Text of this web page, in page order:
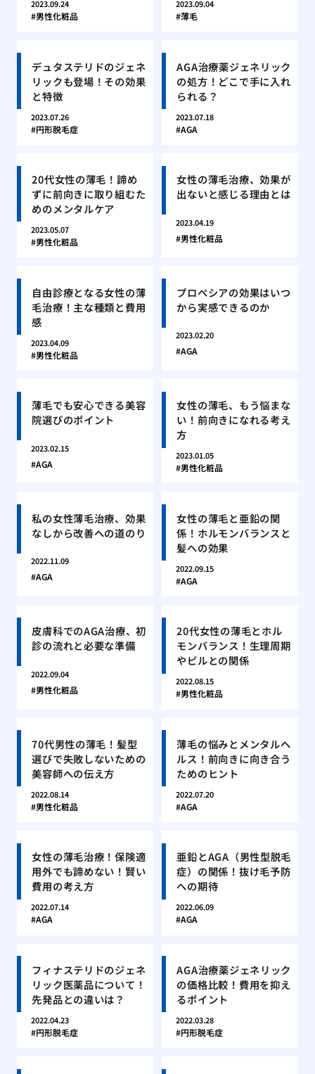
2023.09.24
男性化粧品
2023.09.04
薄毛
デュタステリドのジェネ
リックも登場！その効果
と特徴
2023.07.26
円形脱毛症
AGA治療薬ジェネリック
の処方！どこで手に入れ
られる？
2023.07.18
AGA
20代女性の薄毛！諦め
ずに前向きに取り組むた
めのメンタルケア
2023.05.07
男性化粧品
女性の薄毛治療、効果が
出ないと感じる理由とは
2023.04.19
男性化粧品
自由診療となる女性の薄
毛治療！主な種類と費用
感
2023.04.09
男性化粧品
プロペシアの効果はいつ
から実感できるのか
2023.02.20
AGA
薄毛でも安心できる美容
院選びのポイント
2023.02.15
AGA
女性の薄毛、もう悩まな
い！前向きになれる考え
方
2023.01.05
男性化粧品
私の女性薄毛治療、効果
なしから改善への道のり
2022.11.09
AGA
女性の薄毛と亜鉛の関
係！ホルモンバランスと
髪への効果
2022.09.15
AGA
皮膚科でのAGA治療、初
診の流れと必要な準備
2022.09.04
男性化粧品
20代女性の薄毛とホル
モンバランス！生理周期
やピルとの関係
2022.08.15
男性化粧品
70代男性の薄毛！髪型
選びで失敗しないための
美容師への伝え方
2022.08.14
男性化粧品
薄毛の悩みとメンタルヘ
ルス！前向きに向き合う
ためのヒント
2022.07.20
AGA
女性の薄毛治療！保険適
用外でも諦めない！賢い
費用の考え方
2022.07.14
AGA
亜鉛とAGA（男性型脱毛
症）の関係！抜け毛予防
への期待
2022.06.09
AGA
フィナステリドのジェネ
リック医薬品について！
先発品との違いは？
2022.04.23
円形脱毛症
AGA治療薬ジェネリック
の価格比較！費用を抑え
るポイント
2022.03.28
円形脱毛症